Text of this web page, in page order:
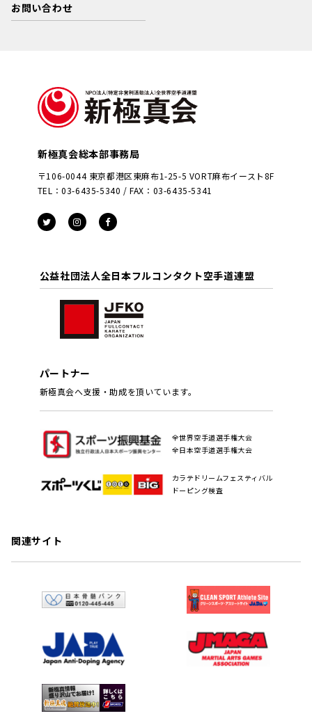
お問い合わせ
新極真会総本部事務局
〒106-0044 東京都港区東麻布1-25-5 VORT麻布イースト8F
TEL：03-6435-5340 / FAX：03-6435-5341
公益社団法人全日本フルコンタクト空手道連盟
パートナー
新極真会へ支援・助成を頂いています。
全世界空手道選手権大会
全日本空手道選手権大会
カラテドリームフェスティバル
ドーピング検査
関連サイト